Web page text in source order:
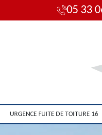
05 33
URGENCE FUITE DE TOITURE 16